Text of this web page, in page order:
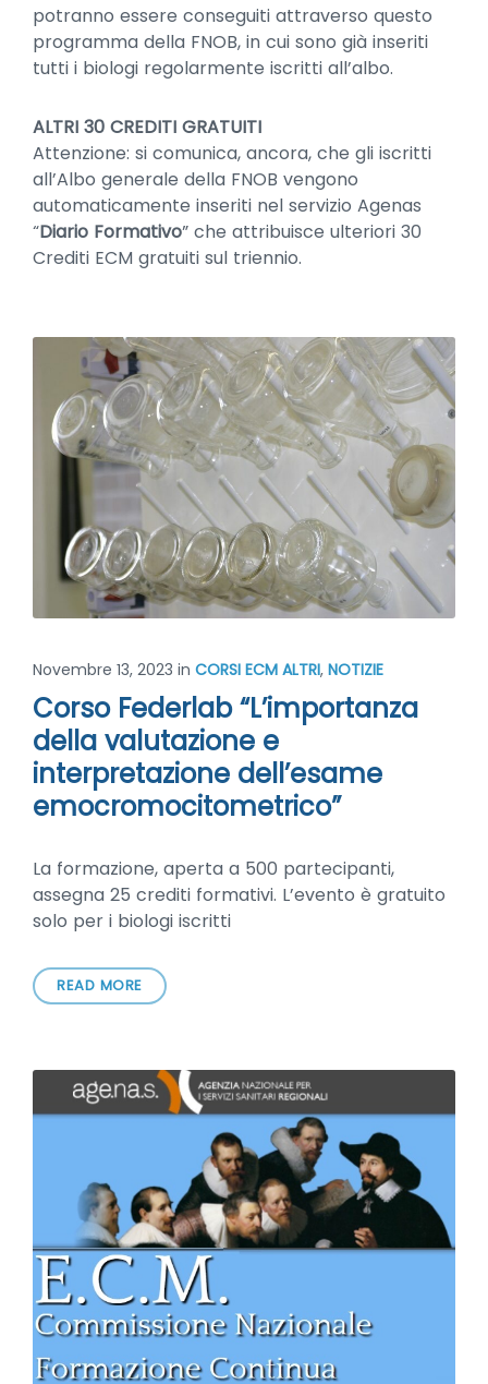
potranno essere conseguiti attraverso questo
programma della FNOB, in cui sono già inseriti
tutti i biologi regolarmente iscritti all’albo.
ALTRI 30 CREDITI GRATUITI
Attenzione: si comunica, ancora, che gli iscritti
all’Albo generale della FNOB vengono
automaticamente inseriti nel servizio Agenas
“Diario Formativo” che attribuisce ulteriori 30
Crediti ECM gratuiti sul triennio.
Novembre 13, 2023 in CORSI ECM ALTRI, NOTIZIE
Corso Federlab “L’importanza
della valutazione e
interpretazione dell’esame
emocromocitometrico”
La formazione, aperta a 500 partecipanti,
assegna 25 crediti formativi. L’evento è gratuito
solo per i biologi iscritti
READ MORE